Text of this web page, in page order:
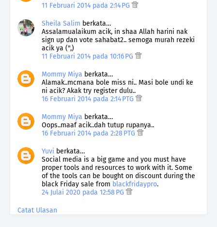
11 Februari 2014 pada 2:14 PG
Sheila Salim berkata…
Assalamualaikum acik, in shaa Allah harini nak
sign up dan vote sahabat2.. semoga murah rezeki
acik ya (",)
11 Februari 2014 pada 10:16 PG
Mommy Miya berkata…
Alamak..mcmana bole miss ni.. Masi bole undi ke
ni acik? Akak try register dulu..
16 Februari 2014 pada 2:14 PTG
Mommy Miya berkata…
Oops..maaf acik..dah tutup rupanya..
16 Februari 2014 pada 2:28 PTG
Yuvi berkata…
Social media is a big game and you must have
proper tools and resources to work with it. Some
of the tools can be bought on discount during the
black Friday sale from blackfridaypro.
24 Julai 2020 pada 12:58 PG
Catat Ulasan